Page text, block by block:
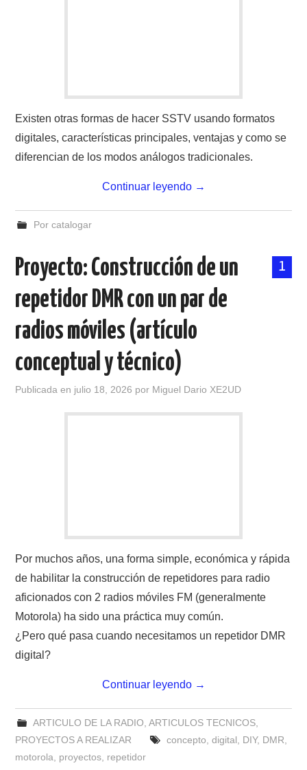
Existen otras formas de hacer SSTV usando formatos
digitales, características principales, ventajas y como se
diferencian de los modos análogos tradicionales.
Continuar leyendo →
Por catalogar
1
Proyecto: Construcción de un
repetidor DMR con un par de
radios móviles (artículo
conceptual y técnico)
Publicada en julio 18, 2026 por Miguel Dario XE2UD
Por muchos años, una forma simple, económica y rápida
de habilitar la construcción de repetidores para radio
aficionados con 2 radios móviles FM (generalmente
Motorola) ha sido una práctica muy común.
¿Pero qué pasa cuando necesitamos un repetidor DMR
digital?
Continuar leyendo →
ARTICULO DE LA RADIO, ARTICULOS TECNICOS,
PROYECTOS A REALIZAR
concepto, digital, DIY, DMR,
motorola, proyectos, repetidor